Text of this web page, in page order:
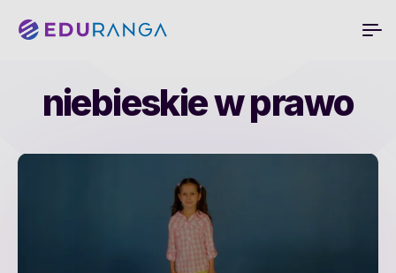
niebieskie w prawo